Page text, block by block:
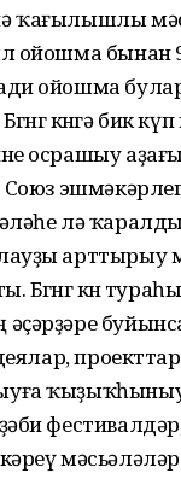
ҡағылышлы
ойошма бынан
ойошма
көнгә бик
осрашыу
Союз
лә
арттырыу
Бөгөнгө көн